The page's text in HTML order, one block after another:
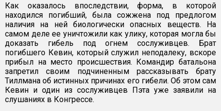
Как оказалось впоследствии, форма, в которой
находился погибший, была сожжена под предлогом
наличия на ней биологически опасных веществ. На
самом деле ее уничтожили как улику, которая могла бы
доказать гибель под огнем сослуживцев. Брат
погибшего Кевин, который служил неподалеку, вскоре
прибыл на место происшествия. Командир батальона
запретил своим подчиненным рассказывать брату
Тиллмана об истинных причинах его гибели. Об этом сам
Кевин и один из сослуживцев Пэта уже заявили на
слушаниях в Конгрессе.